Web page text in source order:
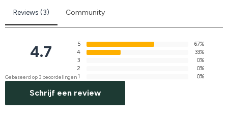
Reviews (3) Community
4.7
Gebaseerd op 3 beoordelingen
5
67%
4
33%
3
0%
2
0%
1
0%
Schrijf een review